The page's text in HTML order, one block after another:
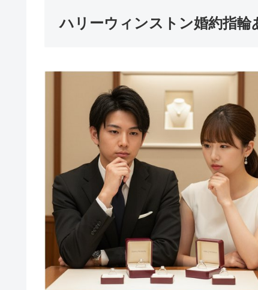
ハリーウィンストン婚約指